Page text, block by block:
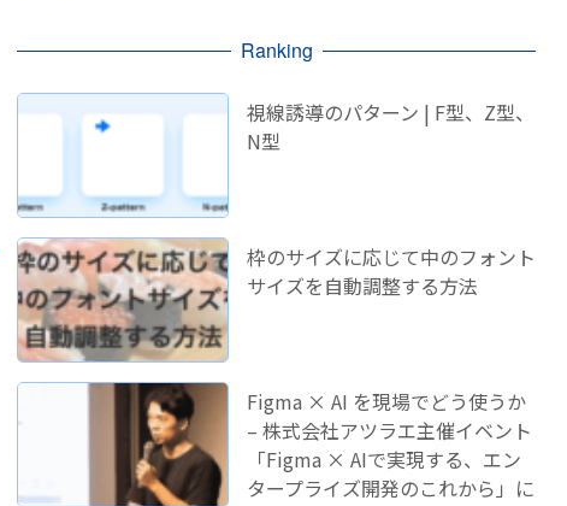
Ranking
視線誘導のパターン | F型、Z型、
N型
枠のサイズに応じて中のフォント
サイズを自動調整する方法
Figma × AI を現場でどう使うか
– 株式会社アツラエ主催イベント
「Figma × AIで実現する、エン
タープライズ開発のこれから」に